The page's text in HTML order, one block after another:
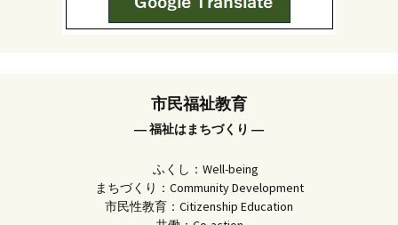
市民福祉教育
― 福祉はまちづくり ―
ふくし：Well-being
まちづくり：Community Development
市民性教育：Citizenship Education